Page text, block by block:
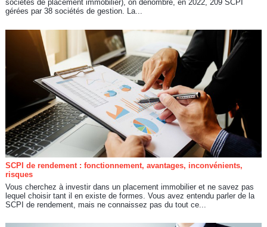
sociétés de placement immobilier), on dénombre, en 2022, 209 SCPI
gérées par 38 sociétés de gestion. La...
SCPI de rendement : fonctionnement, avantages, inconvénients,
risques
Vous cherchez à investir dans un placement immobilier et ne savez pas
lequel choisir tant il en existe de formes. Vous avez entendu parler de la
SCPI de rendement, mais ne connaissez pas du tout ce...